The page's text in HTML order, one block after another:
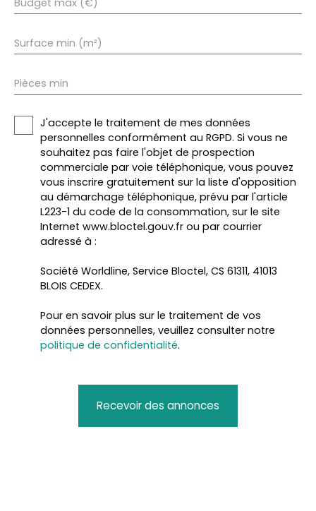
Budget max (€)
Surface min (m²)
Pièces min
J'accepte le traitement de mes données
personnelles conformément au RGPD. Si vous ne
souhaitez pas faire l'objet de prospection
commerciale par voie téléphonique, vous pouvez
vous inscrire gratuitement sur la liste d'opposition
au démarchage téléphonique, prévu par l'article
L223-1 du code de la consommation, sur le site
Internet www.bloctel.gouv.fr ou par courrier
adressé à :
Société Worldline, Service Bloctel, CS 61311, 41013
BLOIS CEDEX.
Pour en savoir plus sur le traitement de vos
données personnelles, veuillez consulter notre
politique de confidentialité.
Recevoir des annonces